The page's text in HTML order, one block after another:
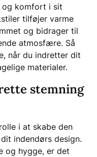
og komfort i sit
tilføjer varme
og bidrager til
atmosfære. Så
når du indretter dit
materialer.
stemning
i at skabe den
indendørs design.
og hygge, er det